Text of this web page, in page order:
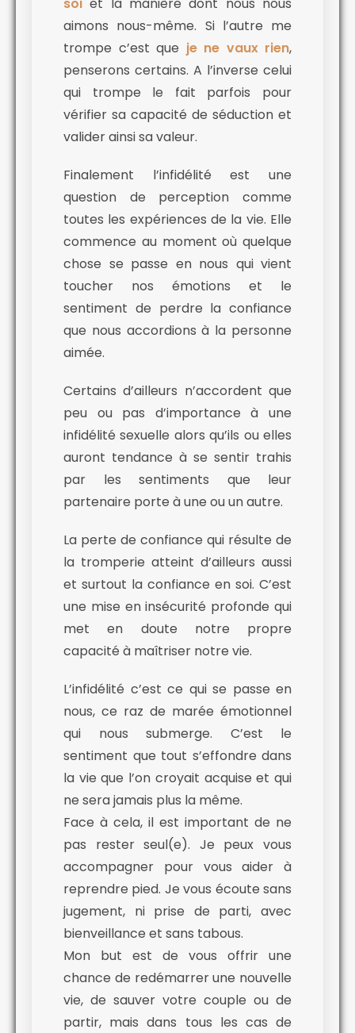
aimons nous-même. Si l’autre me
trompe c’est que je ne vaux rien,
penserons certains. A l’inverse celui
qui trompe le fait parfois pour
vérifier sa capacité de séduction et
valider ainsi sa valeur.
Finalement l’infidélité est une
question de perception comme
toutes les expériences de la vie. Elle
commence au moment où quelque
chose se passe en nous qui vient
toucher nos émotions et le
sentiment de perdre la confiance
que nous accordions à la personne
aimée.
Certains d’ailleurs n’accordent que
peu ou pas d’importance à une
infidélité sexuelle alors qu’ils ou elles
auront tendance à se sentir trahis
par les sentiments que leur
partenaire porte à une ou un autre.
La perte de confiance qui résulte de
la tromperie atteint d’ailleurs aussi
et surtout la confiance en soi. C’est
une mise en insécurité profonde qui
met en doute notre propre
capacité à maîtriser notre vie.
L’infidélité c’est ce qui se passe en
nous, ce raz de marée émotionnel
qui nous submerge. C’est le
sentiment que tout s’effondre dans
la vie que l’on croyait acquise et qui
ne sera jamais plus la même.
Face à cela, il est important de ne
pas rester seul(e). Je peux vous
accompagner pour vous aider à
reprendre pied. Je vous écoute sans
jugement, ni prise de parti, avec
bienveillance et sans tabous.
Mon but est de vous offrir une
chance de redémarrer une nouvelle
vie, de sauver votre couple ou de
partir, mais dans tous les cas de